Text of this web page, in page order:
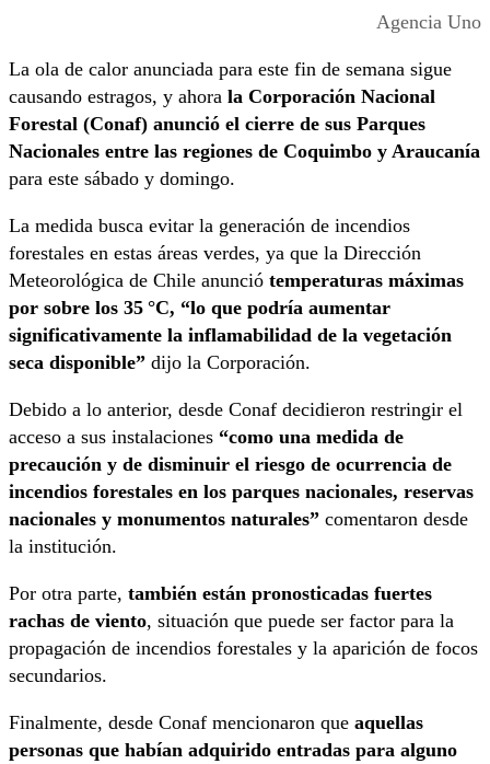
Agencia Uno
La ola de calor anunciada para este fin de semana sigue
causando estragos, y ahora la Corporación Nacional
Forestal (Conaf) anunció el cierre de sus Parques
Nacionales entre las regiones de Coquimbo y Araucanía
para este sábado y domingo.
La medida busca evitar la generación de incendios
forestales en estas áreas verdes, ya que la Dirección
Meteorológica de Chile anunció temperaturas máximas
por sobre los 35 °C, “lo que podría aumentar
significativamente la inflamabilidad de la vegetación
seca disponible” dijo la Corporación.
Debido a lo anterior, desde Conaf decidieron restringir el
acceso a sus instalaciones “como una medida de
precaución y de disminuir el riesgo de ocurrencia de
incendios forestales en los parques nacionales, reservas
nacionales y monumentos naturales” comentaron desde
la institución.
Por otra parte, también están pronosticadas fuertes
rachas de viento, situación que puede ser factor para la
propagación de incendios forestales y la aparición de focos
secundarios.
Finalmente, desde Conaf mencionaron que aquellas
personas que habían adquirido entradas para alguno